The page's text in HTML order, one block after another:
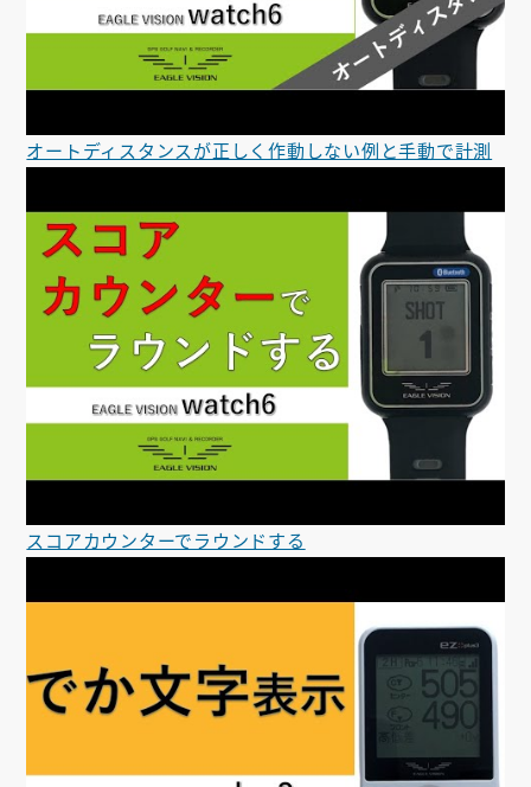
オートディスタンスが正しく作動しない例と手動で計測
スコアカウンターでラウンドする